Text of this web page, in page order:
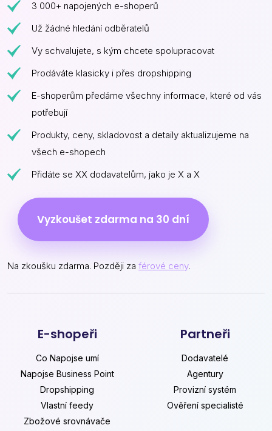
3 000+ napojených e-shoperů
Už žádné hledání odběratelů
Vy schvalujete, s kým chcete spolupracovat
Prodáváte klasicky i přes dropshipping
E-shoperům předáme všechny informace, které od vás
potřebují
Produkty, ceny, skladovost a detaily aktualizujeme na
všech e-shopech
Přidáte se XX dodavatelům, jako je X a X
Vyzkoušet zdarma na 30 dní
Na zkoušku zdarma. Později za férové ceny.
E-shopeři
Co Napojse umí
Napojse Business Point
Dropshipping
Vlastní feedy
Zbožové srovnávače
Partneři
Dodavatelé
Agentury
Provizní systém
Ověření specialisté